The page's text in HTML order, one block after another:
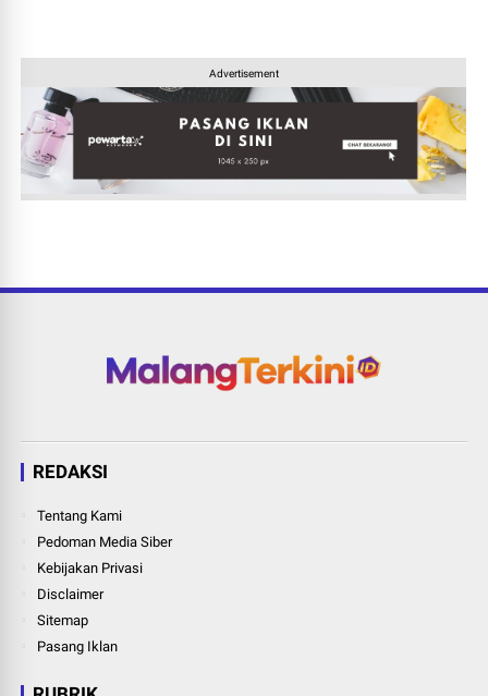
Advertisement
REDAKSI
Tentang Kami
Pedoman Media Siber
Kebijakan Privasi
Disclaimer
Sitemap
Pasang Iklan